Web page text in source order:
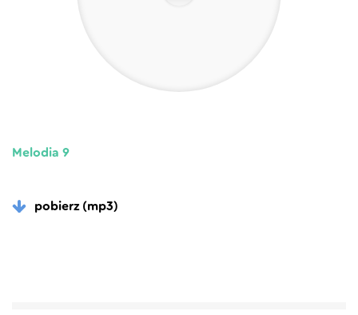
Melodia 9
pobierz (mp3)